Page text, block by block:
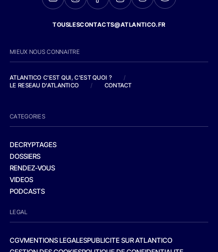
TOUSLESCONTACTS@ATLANTICO.FR
MIEUX NOUS CONNAITRE
ATLANTICO C'EST QUI, C'EST QUOI ?
/
LE RESEAU D'ATLANTICO
/ CONTACT
CATEGORIES
DECRYPTAGES
DOSSIERS
RENDEZ-VOUS
VIDEOS
PODCASTS
LEGAL
CGVMENTIONS LEGALESPUBLICITE SUR ATLANTICO